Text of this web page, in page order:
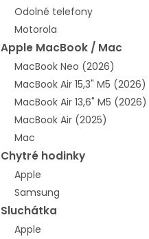
Odolné telefony
Motorola
Apple MacBook / Mac
MacBook Neo (2026)
MacBook Air 15,3" M5 (2026)
MacBook Air 13,6" M5 (2026)
MacBook Air (2025)
Mac
Chytré hodinky
Apple
Samsung
Sluchátka
Apple